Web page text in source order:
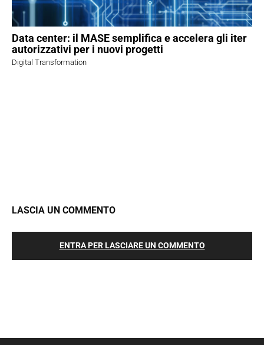
Data center: il MASE semplifica e accelera gli iter
autorizzativi per i nuovi progetti
Digital Transformation
LASCIA UN COMMENTO
ENTRA PER LASCIARE UN COMMENTO